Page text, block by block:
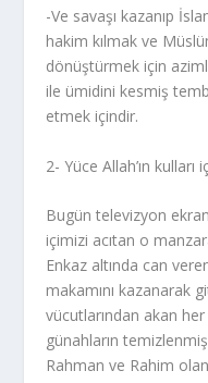
-Ve savaşı kazanıp
hakim kılmak ve
dönüştürmek için
ile ümidini kesmiş
etmek içindir.
2- Yüce Allah’ın
Bugün televizyon
içimizi acıtan o
Enkaz altında can
makamını kazanarak
vücutlarından akan
günahların
Rahman ve Rahim